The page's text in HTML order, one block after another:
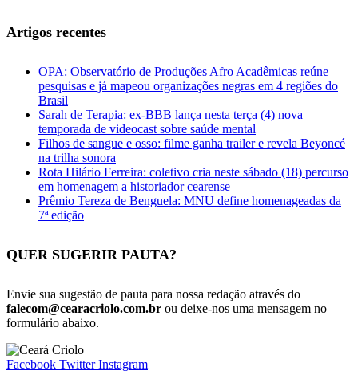
Artigos recentes
OPA: Observatório de Produções Afro Acadêmicas reúne
pesquisas e já mapeou organizações negras em 4 regiões do
Brasil
Sarah de Terapia: ex-BBB lança nesta terça (4) nova
temporada de videocast sobre saúde mental
Filhos de sangue e osso: filme ganha trailer e revela Beyoncé
na trilha sonora
Rota Hilário Ferreira: coletivo cria neste sábado (18) percurso
em homenagem a historiador cearense
Prêmio Tereza de Benguela: MNU define homenageadas da
7ª edição
QUER SUGERIR PAUTA?
Envie sua sugestão de pauta para nossa redação através do
falecom@cearacriolo.com.br ou deixe-nos uma mensagem no
formulário abaixo.
Facebook Twitter Instagram